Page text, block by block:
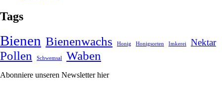
Tags
Bienen Bienenwachs Honig Honigsorten Imkerei Nektar
Pollen Schwemsal Waben
Abonniere unseren Newsletter hier